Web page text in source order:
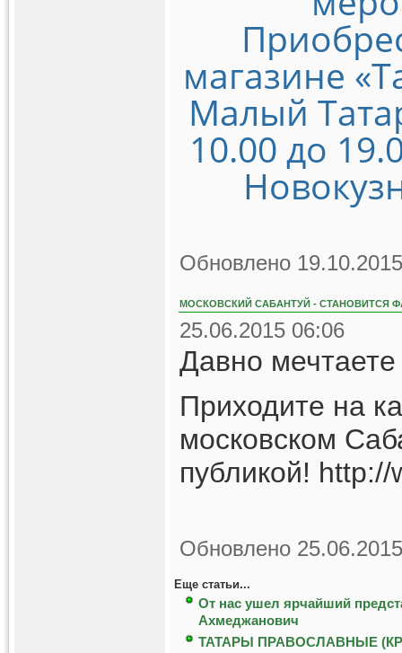
магазине
Малый
10.00 до
Обновлено
МОСКОВСКИЙ САБАНТУЙ - СТАНОВИТСЯ
25.06.2015 06:06
Давно
Приходите на
московском
публикой!
Обновлено
Еще статьи...
От нас ушел ярчайший
Ахмеджанович
ТАТАРЫ ПРАВОСЛАВНЫЕ